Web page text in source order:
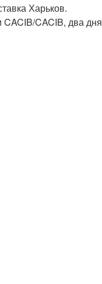
Харьков.
CACIB, два дня